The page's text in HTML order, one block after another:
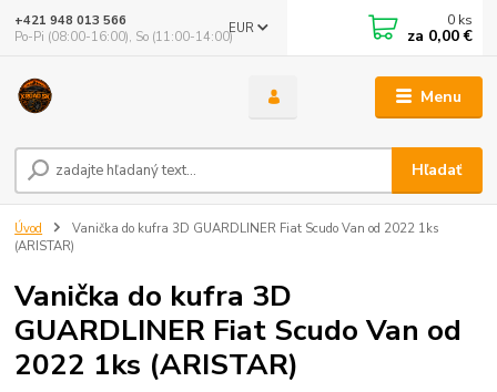
Menu
EUR
Hľadať
+421 948 013 566
Po-Pi (08:00-16:00), So (11:00-14:00)
0 ks
za 0,00 €
Úvod
Vanička do kufra 3D GUARDLINER Fiat Scudo Van od 2022 1ks
(ARISTAR)
Vanička do kufra 3D
GUARDLINER Fiat Scudo Van od
2022 1ks (ARISTAR)